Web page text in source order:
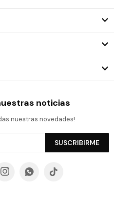
noticias
nuestras novedades!
SUSCRIBIRME
  